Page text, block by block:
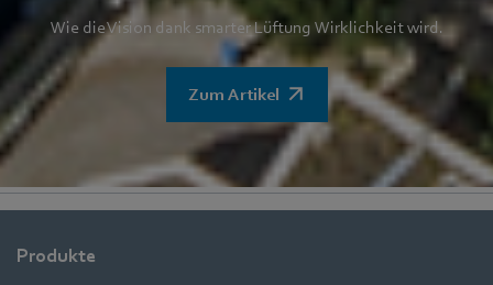
Wie die Vision dank smarter Lüftung Wirklichkeit wird.
Zum Artikel
Produkte